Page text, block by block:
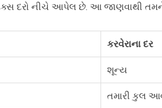
દરો નીચે આપેલ છે. આ જાણવાથી
કરવેરાના દર
શૂન્ય
તમારી કુલ